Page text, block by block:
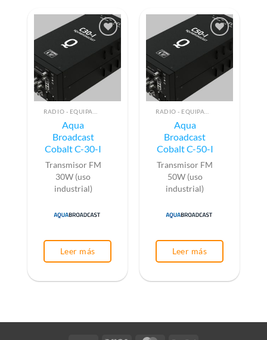
Aqua
Broadcast
Cobalt C-30-I
Transmisor FM
30W (uso
industrial)
Leer más
Aqua
Broadcast
Cobalt C-50-I
Transmisor FM
50W (uso
industrial)
Leer más